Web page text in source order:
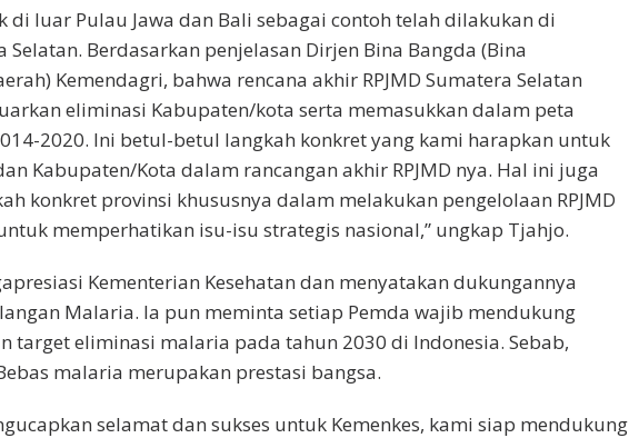
di luar Pulau Jawa dan Bali sebagai contoh telah dilakukan di
Selatan. Berdasarkan penjelasan Dirjen Bina Bangda (Bina
Kemendagri, bahwa rencana akhir RPJMD Sumatera Selatan
eliminasi Kabupaten/kota serta memasukkan dalam peta
2020. Ini betul-betul langkah konkret yang kami harapkan untuk
Kabupaten/Kota dalam rancangan akhir RPJMD nya. Hal ini juga
konkret provinsi khususnya dalam melakukan pengelolaan RPJMD
memperhatikan isu-isu strategis nasional,” ungkap Tjahjo.
Kementerian Kesehatan dan menyatakan dukungannya
Malaria. Ia pun meminta setiap Pemda wajib mendukung
target eliminasi malaria pada tahun 2030 di Indonesia. Sebab,
malaria merupakan prestasi bangsa.
selamat dan sukses untuk Kemenkes, kami siap mendukung